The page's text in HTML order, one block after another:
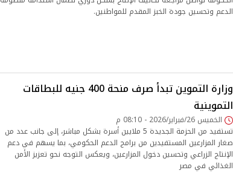
الدعم وتحسين جودة الخبز المقدم للمواطنين.
وزارة التموين تبدأ صرف منحة 400 جنيه للبطاقات
التموينية
الخميس 26/فبراير/2026 - 08:10 م
تستفيد من الحزمة الجديدة 5 ملايين أسرة بشكل مباشر، إلى جانب عدد من
صغار المزارعين المستفيدين من برامج الدعم الحكومي، بما يسهم في دعم
الإنتاج الزراعي وتحسين دخول المزارعين، ويعكس التوجه نحو تعزيز الأمن
الغذائي في مصر